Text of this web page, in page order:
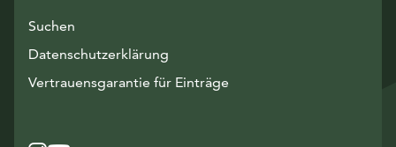
Suchen
Datenschutzerklärung
Vertrauensgarantie für Einträge